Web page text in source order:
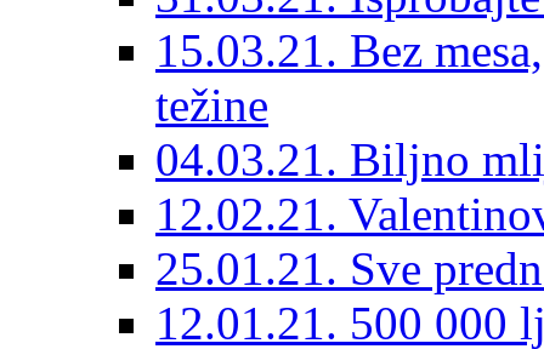
15.03.21. Bez
težine
04.03.21. Biljno
12.02.21.
25.01.21. Sve
12.01.21. 500 000